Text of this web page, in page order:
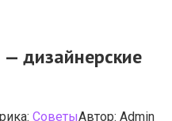
дизайнерские
CоветыАвтор: Admin